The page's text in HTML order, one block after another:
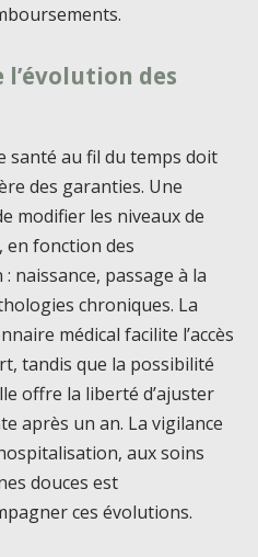
l’évolution des
santé au fil du temps doit
des garanties. Une
modifier les niveaux de
fonction des
naissance, passage à la
chroniques. La
médical facilite l’accès
tandis que la possibilité
offre la liberté d’ajuster
après un an. La vigilance
aux soins
douces est
ces évolutions.